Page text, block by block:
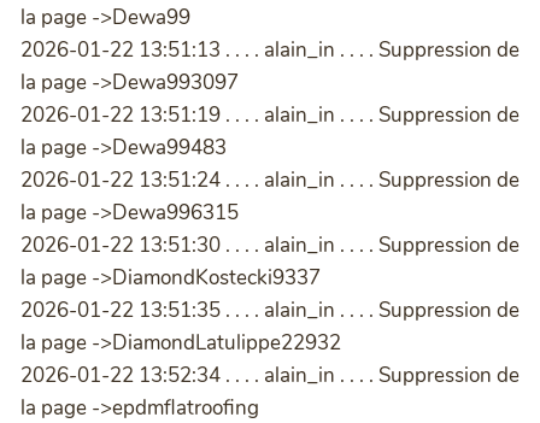
la page ->Dewa99
2026-01-22 13:51:13 . . . . alain_in . . . . Suppression de
la page ->Dewa993097
2026-01-22 13:51:19 . . . . alain_in . . . . Suppression de
la page ->Dewa99483
2026-01-22 13:51:24 . . . . alain_in . . . . Suppression de
la page ->Dewa996315
2026-01-22 13:51:30 . . . . alain_in . . . . Suppression de
la page ->DiamondKostecki9337
2026-01-22 13:51:35 . . . . alain_in . . . . Suppression de
la page ->DiamondLatulippe22932
2026-01-22 13:52:34 . . . . alain_in . . . . Suppression de
la page ->epdmflatroofing